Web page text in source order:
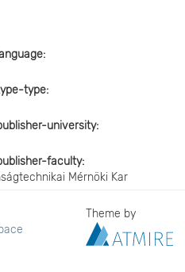
type
university
faculty
Mérnöki Kar
Theme by